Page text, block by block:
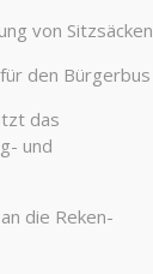
von Sitzsäcken
den Bürgerbus
das
und
die Reken-